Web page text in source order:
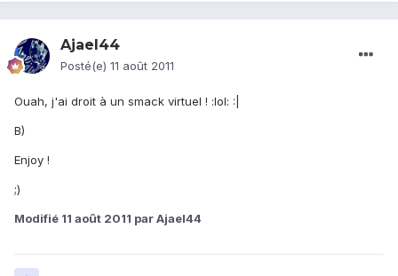
Ajael44
Posté(e) 11 août 2011
Ouah, j'ai droit à un smack virtuel ! :lol: :|
B)
Enjoy !
;)
Modifié 11 août 2011 par Ajael44